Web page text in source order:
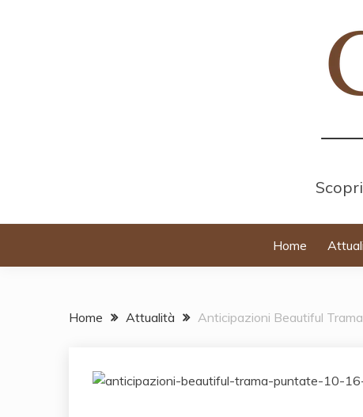
Home
Home Attualità Anticipazioni Beautiful